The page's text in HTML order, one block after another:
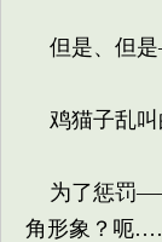
但是、但
鸡猫子乱叫
为了惩罚——
角形象？呃